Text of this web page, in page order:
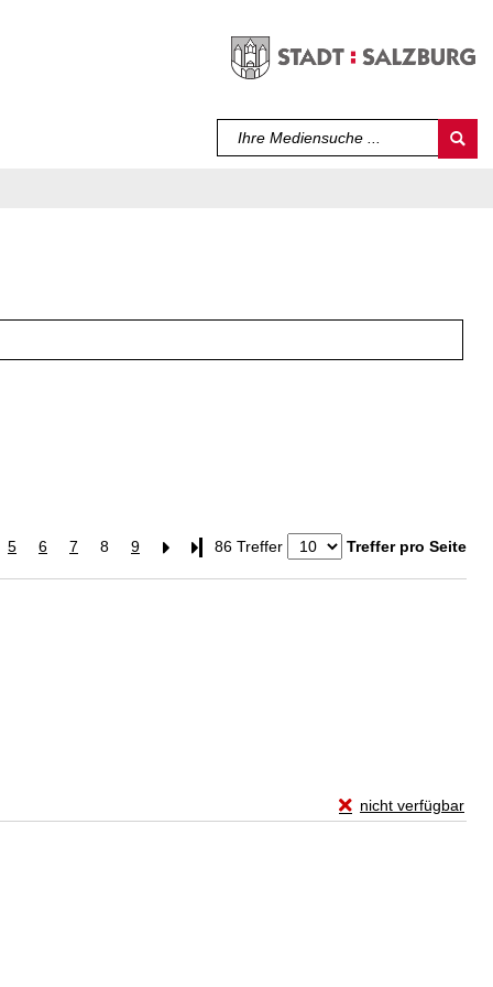
Sprache auswählen
5 6 7 8 9 Letzte Seite
86 Treffer Treffer pro Seite
nicht verfügbar
Exemplar-Details